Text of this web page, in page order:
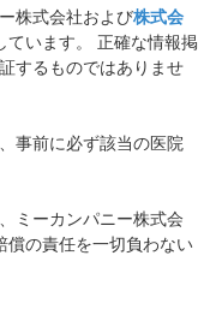
株式会社および株式会
ています。 正確な情報掲
するものではありませ
事前に必ず該当の医院
ミーカンパニー株式会
償の責任を一切負わない